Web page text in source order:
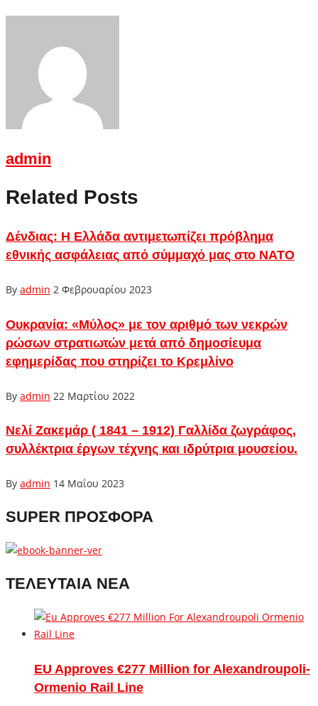
admin
Related Posts
Δένδιας: Η Ελλάδα αντιμετωπίζει πρόβλημα
εθνικής ασφάλειας από σύμμαχό μας στο ΝΑΤΟ
By admin 2 Φεβρουαρίου 2023
Ουκρανία: «Μύλος» με τον αριθμό των νεκρών
ρώσων στρατιωτών μετά από δημοσίευμα
εφημερίδας που στηρίζει το Κρεμλίνο
By admin 22 Μαρτίου 2022
Νελί Ζακεμάρ ( 1841 – 1912) Γαλλίδα ζωγράφος,
συλλέκτρια έργων τέχνης και ιδρύτρια μουσείου.
By admin 14 Μαΐου 2023
SUPER ΠΡΟΣΦΟΡΑ
ΤΕΛΕΥΤΑΙΑ ΝΕΑ
EU Approves €277 Million for Alexandroupoli-
Ormenio Rail Line